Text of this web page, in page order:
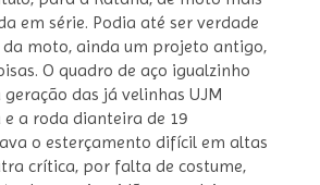
em série. Podia até ser verdade
da moto, ainda um projeto antigo,
O quadro de aço igualzinho
das já velinhas UJM
a roda dianteira de 19
o esterçamento difícil em altas
crítica, por falta de costume,